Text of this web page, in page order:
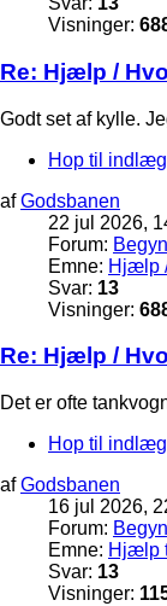
Visninger:
Re: Hjælp /
Godt set af kylle.
Hop til indlæg
afGodsbanen
22 jul 2026,
Forum:
Emne: Hjælp
Svar: 13
Visninger:
Re: Hjælp /
Det er ofte
Hop til indlæg
afGodsbanen
16 jul 2026,
Forum:
Emne: Hjælp
Svar: 13
Visninger: